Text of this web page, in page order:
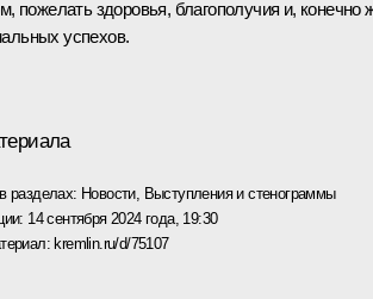
пожелать здоровья, благополучия и, конечно
успехов.
разделах: Новости, Выступления и стенограммы
14 сентября 2024 года, 19:30
kremlin.ru/d/75107